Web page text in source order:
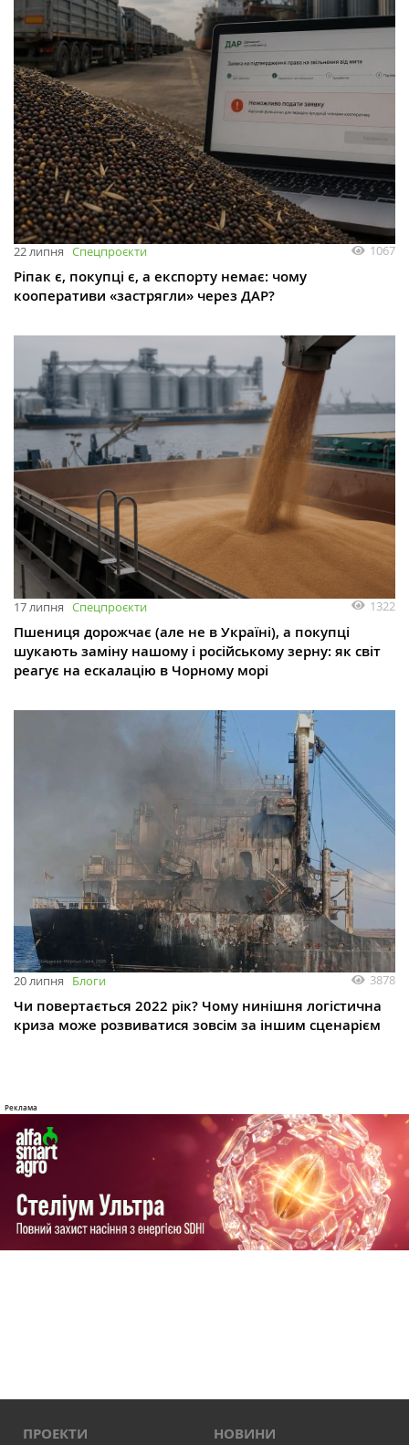
22 липня Спецпроєкти 1067
Ріпак є, покупці є, а експорту немає: чому
кооперативи «застрягли» через ДАР?
17 липня Спецпроєкти 1322
Пшениця дорожчає (але не в Україні), а покупці
шукають заміну нашому і російському зерну: як світ
реагує на ескалацію в Чорному морі
20 липня Блоги 3878
Чи повертається 2022 рік? Чому нинішня логістична
криза може розвиватися зовсім за іншим сценарієм
ПРОЕКТИ НОВИНИ